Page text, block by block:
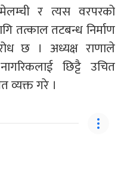
मेलम्ची र त्यस वरपरको
तत्काल तटबन्ध निर्माण
छ । अध्यक्ष राणाले
छिट्टै उचित
व्यक्त गरे ।